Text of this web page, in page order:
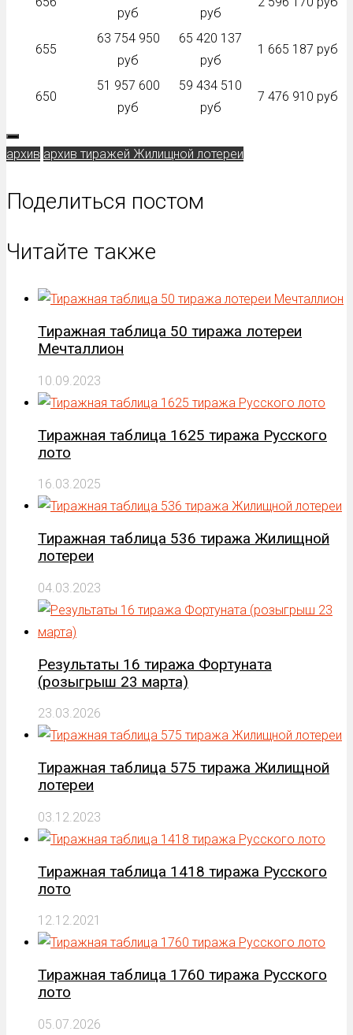
руб руб
655
63 754 950
руб
65 420 137
руб
1 665 187 руб
650
51 957 600
руб
59 434 510
руб
7 476 910 руб
архив архив тиражей Жилищной лотереи
Поделиться постом
Читайте также
Тиражная таблица 50 тиража лотереи
Мечталлион
10.09.2023
Тиражная таблица 1625 тиража Русского
лото
16.03.2025
Тиражная таблица 536 тиража Жилищной
лотереи
04.03.2023
Результаты 16 тиража Фортуната
(розыгрыш 23 марта)
23.03.2026
Тиражная таблица 575 тиража Жилищной
лотереи
03.12.2023
Тиражная таблица 1418 тиража Русского
лото
12.12.2021
Тиражная таблица 1760 тиража Русского
лото
05.07.2026